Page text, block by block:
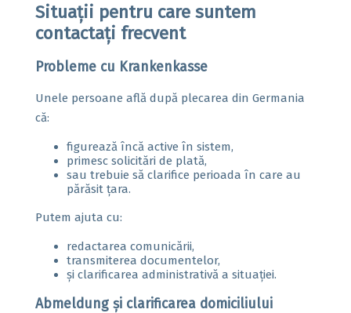
Situații pentru care suntem
contactați frecvent
Probleme cu Krankenkasse
Unele persoane află după plecarea din Germania
că:
figurează încă active în sistem,
primesc solicitări de plată,
sau trebuie să clarifice perioada în care au
părăsit țara.
Putem ajuta cu:
redactarea comunicării,
transmiterea documentelor,
și clarificarea administrativă a situației.
Abmeldung și clarificarea domiciliului